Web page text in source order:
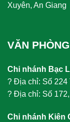
Xuyên, An Giang
VĂN
Chi nhánh Bạc
? Địa chỉ: Số 224
? Địa chỉ: Số
Chi nhánh Kiên